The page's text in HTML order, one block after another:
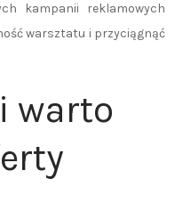
kampanii reklamowych
warsztatu i przyciągnąć
warto